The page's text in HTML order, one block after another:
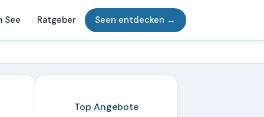
See Ratgeber Seen entdecken →
Top Angebote